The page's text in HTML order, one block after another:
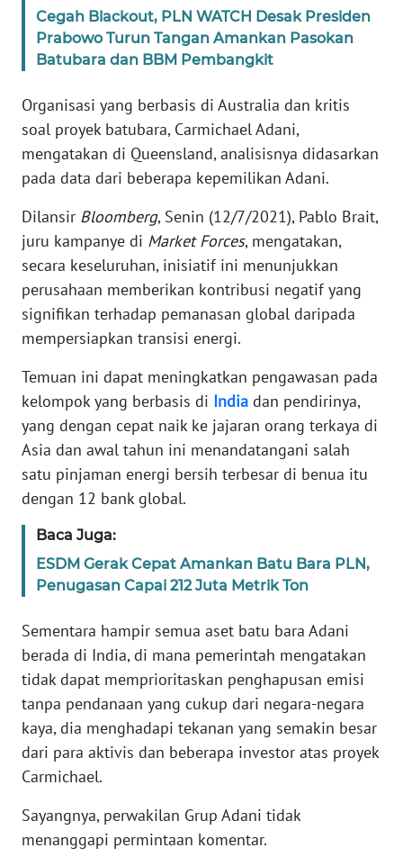
Cegah Blackout, PLN WATCH Desak Presiden
Prabowo Turun Tangan Amankan Pasokan
Batubara dan BBM Pembangkit
Organisasi yang berbasis di Australia dan kritis
soal proyek batubara, Carmichael Adani,
mengatakan di Queensland, analisisnya didasarkan
pada data dari beberapa kepemilikan Adani.
Dilansir Bloomberg, Senin (12/7/2021), Pablo Brait,
juru kampanye di Market Forces, mengatakan,
secara keseluruhan, inisiatif ini menunjukkan
perusahaan memberikan kontribusi negatif yang
signifikan terhadap pemanasan global daripada
mempersiapkan transisi energi.
Temuan ini dapat meningkatkan pengawasan pada
kelompok yang berbasis di India dan pendirinya,
yang dengan cepat naik ke jajaran orang terkaya di
Asia dan awal tahun ini menandatangani salah
satu pinjaman energi bersih terbesar di benua itu
dengan 12 bank global.
Baca Juga:
ESDM Gerak Cepat Amankan Batu Bara PLN,
Penugasan Capai 212 Juta Metrik Ton
Sementara hampir semua aset batu bara Adani
berada di India, di mana pemerintah mengatakan
tidak dapat memprioritaskan penghapusan emisi
tanpa pendanaan yang cukup dari negara-negara
kaya, dia menghadapi tekanan yang semakin besar
dari para aktivis dan beberapa investor atas proyek
Carmichael.
Sayangnya, perwakilan Grup Adani tidak
menanggapi permintaan komentar.
PEDOMAN
MEDIA
SIBER
KARIR
Wahana
News
Regional
WN
SUMUT
WN
JAKARTA
WN
JABAR
BANTEN
WN
WN
KEPRI
WN
PAPUA
WN
BARAT